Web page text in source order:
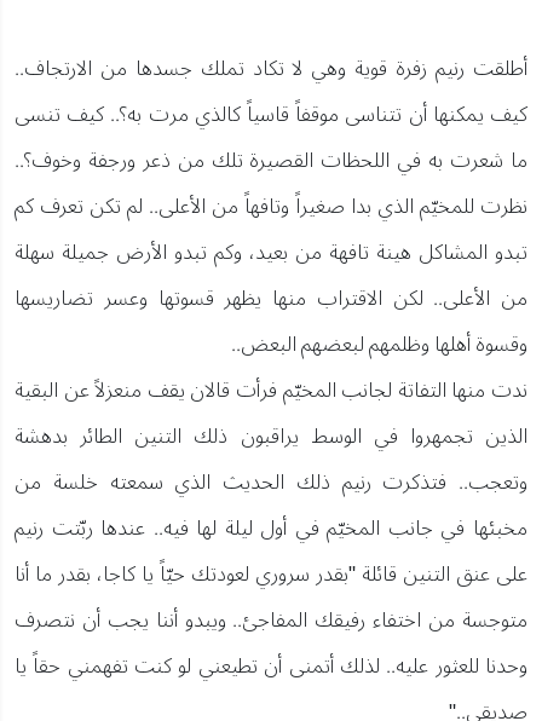
أطلقت رنيم زفرة قوية وهي لا تكاد تملك جسدها من الارتجاف..
كيف يمكنها أن تتناسى موقفاً قاسياً كالذي مرت به؟.. كيف تنسى
ما شعرت به في اللحظات القصيرة تلك من ذعر ورجفة وخوف؟..
نظرت للمخيّم الذي بدا صغيراً وتافهاً من الأعلى.. لم تكن تعرف كم
تبدو المشاكل هينة تافهة من بعيد، وكم تبدو الأرض جميلة سهلة
من الأعلى.. لكن الاقتراب منها يظهر قسوتها وعسر تضاريسها
وقسوة أهلها وظلمهم لبعضهم البعض..
ندت منها التفاتة لجانب المخيّم فرأت قالان يقف منعزلاً عن البقية
الذين تجمهروا في الوسط يراقبون ذلك التنين الطائر بدهشة
وتعجب.. فتذكرت رنيم ذلك الحديث الذي سمعته خلسة من
مخبئها في جانب المخيّم في أول ليلة لها فيه.. عندها ربّتت رنيم
على عنق التنين قائلة "بقدر سروري لعودتك حيّاً يا كاجا، بقدر ما أنا
متوجسة من اختفاء رفيقك المفاجئ.. ويبدو أننا يجب أن نتصرف
وحدنا للعثور عليه.. لذلك أتمنى أن تطيعني لو كنت تفهمني حقاً يا
صديقي.."